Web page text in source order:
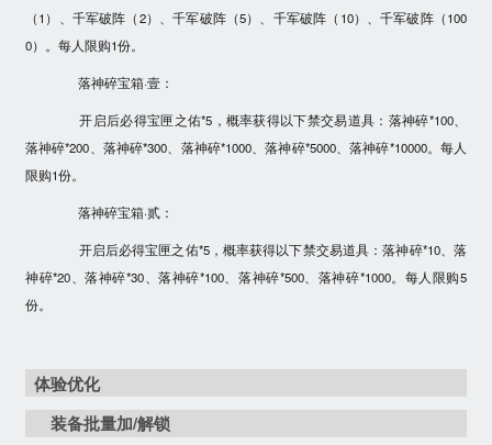
（1）、千军破阵（2）、千军破阵（5）、千军破阵（10）、千军破阵（100
0）。每人限购1份。
落神碎宝箱·壹：
开启后必得宝匣之佑*5，概率获得以下禁交易道具：落神碎*100、
落神碎*200、落神碎*300、落神碎*1000、落神碎*5000、落神碎*10000。每人
限购1份。
落神碎宝箱·贰：
开启后必得宝匣之佑*5，概率获得以下禁交易道具：落神碎*10、落
神碎*20、落神碎*30、落神碎*100、落神碎*500、落神碎*1000。每人限购5
份。
体验优化
装备批量加/解锁